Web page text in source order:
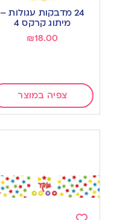
wishlist
24 מדבקות עגולות –
מיתוג קרקס 4
₪18.00
צפיה במוצר